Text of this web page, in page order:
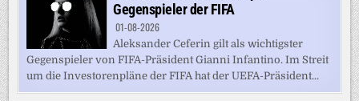
Gegenspieler der FIFA
01-08-2026
Aleksander Ceferin gilt als wichtigster
Gegenspieler von FIFA-Präsident Gianni Infantino. Im Streit
um die Investorenpläne der FIFA hat der UEFA-Präsident...